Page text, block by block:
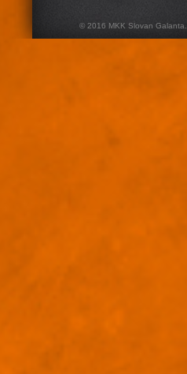
© 2016 MKK Slovan